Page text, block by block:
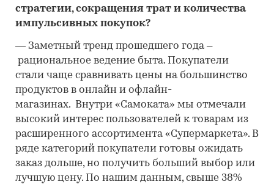
стратегии, сокращения трат и количества
импульсивных покупок?
― Заметный тренд прошедшего года –
рациональное ведение быта. Покупатели
стали чаще сравнивать цены на большинство
продуктов в онлайн и офлайн-
магазинах. Внутри «Самоката» мы отмечали
высокий интерес пользователей к товарам из
расширенного ассортимента «Супермаркета». В
ряде категорий покупатели готовы ожидать
заказ дольше, но получить больший выбор или
лучшую цену. По нашим данным, свыше 38%